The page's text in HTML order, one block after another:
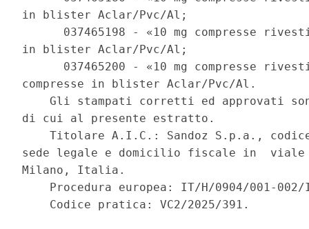
in blister Aclar/Pvc/Al;
037465198 - «10 mg compresse
in blister Aclar/Pvc/Al;
037465200 - «10 mg compresse
compresse in blister Aclar/Pvc/Al.
Gli stampati corretti ed approvati
di cui al presente estratto.
Titolare A.I.C.: Sandoz S.p.a.,
sede legale e domicilio fiscale in
Milano, Italia.
Procedura europea: IT/H/0904/001-
    Codice pratica: VC2/2025/391.